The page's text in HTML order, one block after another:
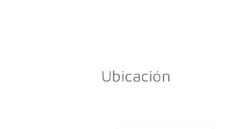
niño y familia. Con un
Ubicación